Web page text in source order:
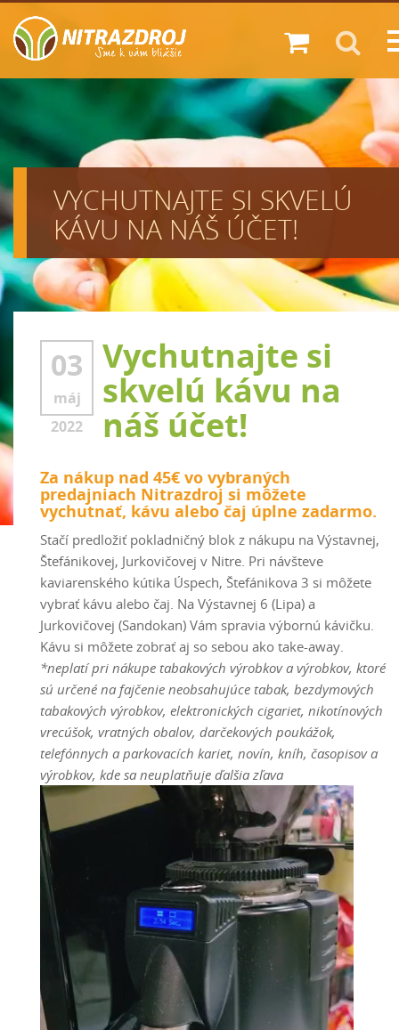
Zákazník
Diskont
Predajne
Novinky
O nás
Kariéra
Kontakt
VYCHUTNAJTE SI SKVELÚ
KÁVU NA NÁŠ ÚČET!
03
máj
2022
Vychutnajte si
skvelú kávu na
náš účet!
Za nákup nad 45€ vo vybraných
predajniach Nitrazdroj si môžete
vychutnať, kávu alebo čaj úplne zadarmo.
Stačí predložiť pokladničný blok z nákupu na Výstavnej,
Štefánikovej, Jurkovičovej v Nitre. Pri návšteve
kaviarenského kútika Úspech, Štefánikova 3 si môžete
vybrať kávu alebo čaj. Na Výstavnej 6 (Lipa) a
Jurkovičovej (Sandokan) Vám spravia výbornú kávičku.
Kávu si môžete zobrať aj so sebou ako take-away.
*neplatí pri nákupe tabakových výrobkov a výrobkov, ktoré
sú určené na fajčenie neobsahujúce tabak, bezdymových
tabakových výrobkov, elektronických cigariet, nikotínových
vrecúšok, vratných obalov, darčekových poukážok,
telefónnych a parkovacích kariet, novín, kníh, časopisov a
výrobkov, kde sa neuplatňuje ďalšia zľava
Video
prehrávač